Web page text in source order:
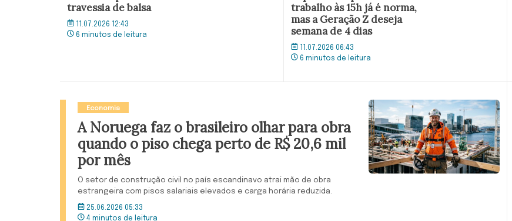
travessia de balsa
11.07.2026 12:43
6 minutos de leitura
trabalho às 15h já é norma,
mas a Geração Z deseja
semana de 4 dias
11.07.2026 06:43
6 minutos de leitura
Economia
A Noruega faz o brasileiro olhar para obra
quando o piso chega perto de R$ 20,6 mil
por mês
O setor de construção civil no país escandinavo atrai mão de obra
estrangeira com pisos salariais elevados e carga horária reduzida.
25.06.2026 05:33
4 minutos de leitura